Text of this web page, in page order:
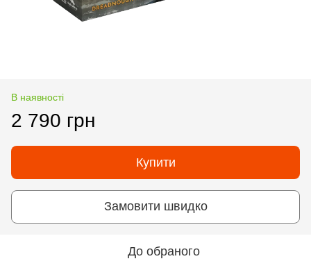
В наявності
2 790 грн
Купити
Замовити швидко
До обраного